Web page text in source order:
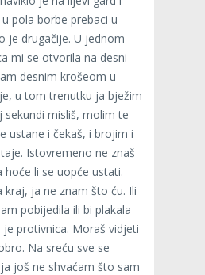
pola borbe prebaci u
je drugačije. U jednom
mi se otvorila na desni
desnim krošeom u
u tom trenutku ja bježim
sekundi misliš, molim te
ustane i čekaš, i brojim i
Istovremeno ne znaš
li se uopće ustati.
kraj, ja ne znam što ću. Ili
pobijedila ili bi plakala
protivnica. Moraš vidjeti
Na sreću sve se
još ne shvaćam što sam